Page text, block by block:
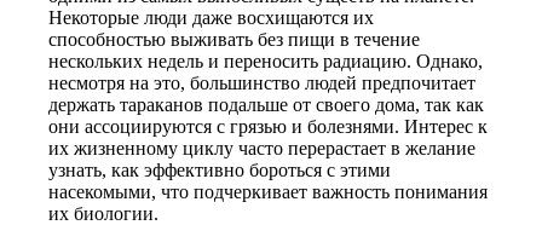
Некоторые люди даже восхищаются их
способностью выживать без пищи в течение
нескольких недель и переносить радиацию. Однако,
несмотря на это, большинство людей предпочитает
держать тараканов подальше от своего дома, так как
они ассоциируются с грязью и болезнями. Интерес к
их жизненному циклу часто перерастает в желание
узнать, как эффективно бороться с этими
насекомыми, что подчеркивает важность понимания
их биологии.